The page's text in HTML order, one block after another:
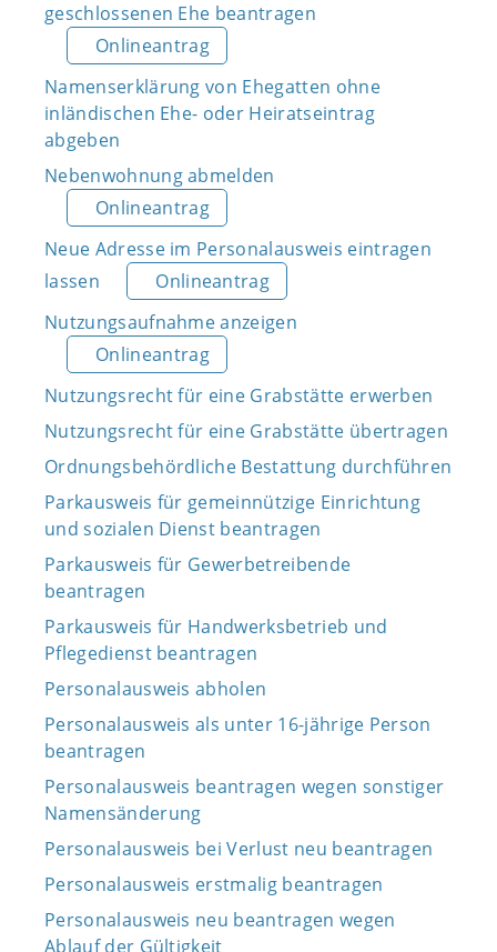
geschlossenen Ehe beantragen
Onlineantrag
Namenserklärung von Ehegatten ohne
inländischen Ehe- oder Heiratseintrag
abgeben
Nebenwohnung abmelden
Onlineantrag
Neue Adresse im Personalausweis eintragen
lassen
Onlineantrag
Nutzungsaufnahme anzeigen
Onlineantrag
Nutzungsrecht für eine Grabstätte erwerben
Nutzungsrecht für eine Grabstätte übertragen
Ordnungsbehördliche Bestattung durchführen
Parkausweis für gemeinnützige Einrichtung
und sozialen Dienst beantragen
Parkausweis für Gewerbetreibende
beantragen
Parkausweis für Handwerksbetrieb und
Pflegedienst beantragen
Personalausweis abholen
Personalausweis als unter 16-jährige Person
beantragen
Personalausweis beantragen wegen sonstiger
Namensänderung
Personalausweis bei Verlust neu beantragen
Personalausweis erstmalig beantragen
Personalausweis neu beantragen wegen
Ablauf der Gültigkeit